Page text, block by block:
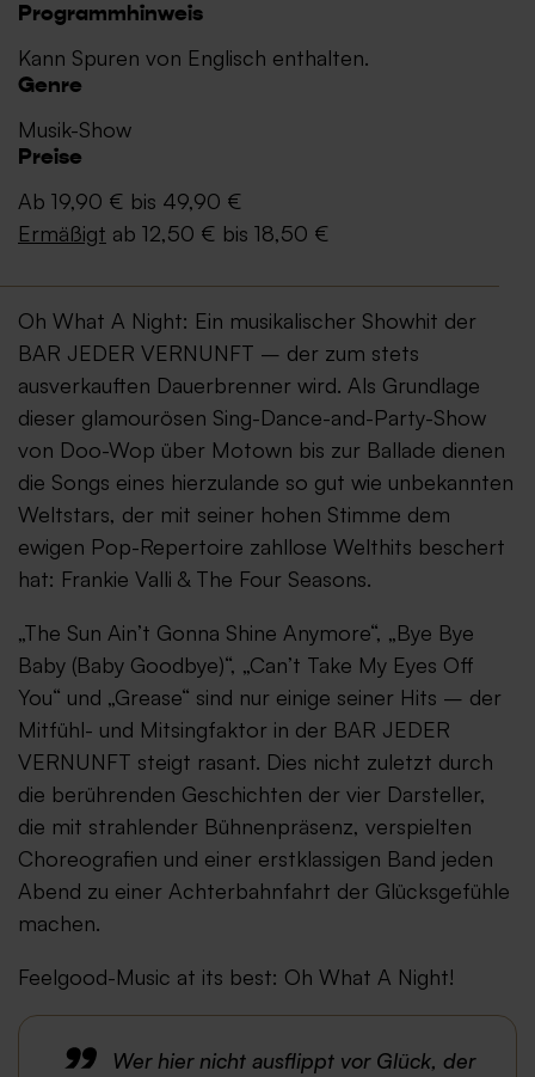
Programmhinweis
Kann Spuren von Englisch enthalten.
Genre
Musik-Show
Preise
Ab 19,90 € bis 49,90 €
Ermäßigt ab 12,50 € bis 18,50 €
Oh What A Night: Ein musikalischer Showhit der
BAR JEDER VERNUNFT – der zum stets
ausverkauften Dauerbrenner wird. Als Grundlage
dieser glamourösen Sing-Dance-and-Party-Show
von Doo-Wop über Motown bis zur Ballade dienen
die Songs eines hierzulande so gut wie unbekannten
Weltstars, der mit seiner hohen Stimme dem
ewigen Pop-Repertoire zahllose Welthits beschert
hat: Frankie Valli & The Four Seasons.
„The Sun Ain’t Gonna Shine Anymore“, „Bye Bye
Baby (Baby Goodbye)“, „Can’t Take My Eyes Off
You“ und „Grease“ sind nur einige seiner Hits – der
Mitfühl- und Mitsingfaktor in der BAR JEDER
VERNUNFT steigt rasant. Dies nicht zuletzt durch
die berührenden Geschichten der vier Darsteller,
die mit strahlender Bühnenpräsenz, verspielten
Choreografien und einer erstklassigen Band jeden
Abend zu einer Achterbahnfahrt der Glücksgefühle
machen.
Feelgood-Music at its best: Oh What A Night!
Wer hier nicht ausflippt vor Glück, der